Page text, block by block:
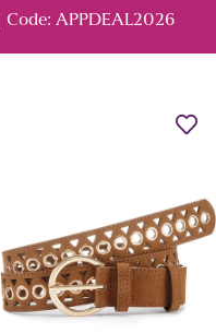
| Code: APPDEAL2026